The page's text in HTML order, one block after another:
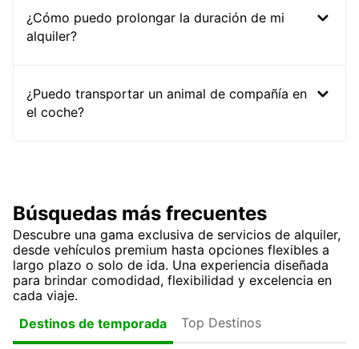
¿Cómo puedo prolongar la duración de mi
alquiler?
¿Puedo transportar un animal de compañía en
el coche?
Búsquedas más frecuentes
Descubre una gama exclusiva de servicios de alquiler,
desde vehículos premium hasta opciones flexibles a
largo plazo o solo de ida. Una experiencia diseñada
para brindar comodidad, flexibilidad y excelencia en
cada viaje.
Destinos de temporada
Top Destinos